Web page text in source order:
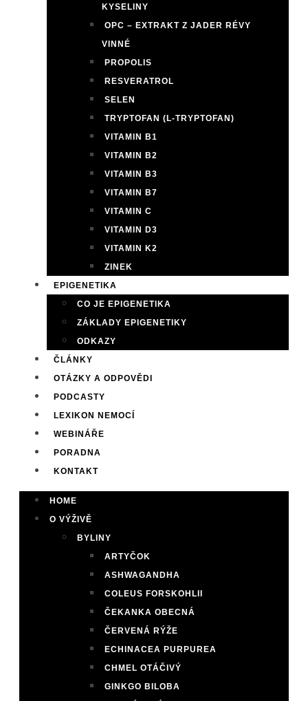
KYSELINY
OPC – EXTRAKT Z JADER RÉVY
VINNÉ
PROPOLIS
RESVERATROL
SELEN
TRYPTOFAN (L-TRYPTOFAN)
VITAMIN B1
VITAMIN B2
VITAMIN B3
VITAMIN B7
VITAMIN C
VITAMIN D3
VITAMIN K2
ZINEK
EPIGENETIKA
CO JE EPIGENETIKA
ZÁKLADY EPIGENETIKY
ODKAZY
ČLÁNKY
OTÁZKY A ODPOVĚDI
PODCASTY
LEXIKON NEMOCÍ
WEBINÁŘE
PORADNA
KONTAKT
HOME
O VÝŽIVĚ
BYLINY
ARTYČOK
ASHWAGANDHA
COLEUS FORSKOHLII
ČEKANKA OBECNÁ
ČERVENÁ RÝŽE
ECHINACEA PURPUREA
CHMEL OTÁČIVÝ
GINKGO BILOBA